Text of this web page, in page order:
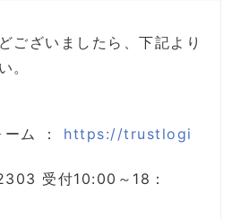
ございましたら、下記より
。
ーム ： https://trustlogi
受付10:00～18：